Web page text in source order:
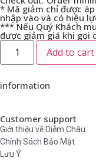
* Mã giảm chỉ được
nhập vào và có hiệu
*** Nếu Quý Khách
được giảm giá khi gọi
Add to cart
information
Customer support
Giới thiệu về Diễm Châu
Chính Sách Bảo Mật
Lưu Ý